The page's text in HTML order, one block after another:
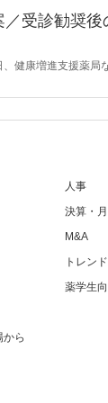
／受診勧奨
健康増進支援薬局
や連携機関に対し
から
人事
決算・
M&A
トレンド
薬学生